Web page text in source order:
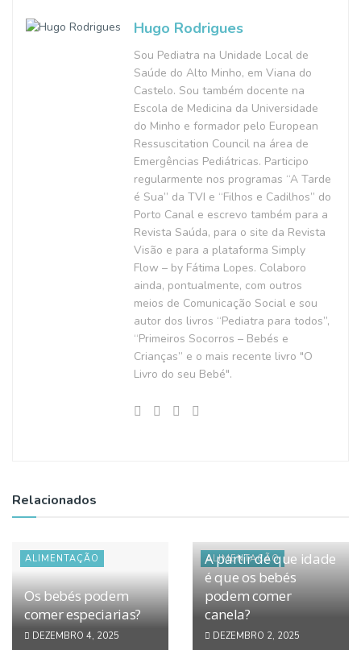
Hugo Rodrigues
Sou Pediatra na Unidade Local de
Saúde do Alto Minho, em Viana do
Castelo. Sou também docente na
Escola de Medicina da Universidade
do Minho e formador pelo European
Ressuscitation Council na área de
Emergências Pediátricas. Participo
regularmente nos programas “A Tarde
é Sua” da TVI e “Filhos e Cadilhos” do
Porto Canal e escrevo também para a
Revista Saúda, para o site da Revista
Visão e para a plataforma Simply
Flow – by Fátima Lopes. Colaboro
ainda, pontualmente, com outros
meios de Comunicação Social e sou
autor dos livros “Pediatra para todos”,
“Primeiros Socorros – Bebés e
Crianças” e o mais recente livro "O
Livro do seu Bebé".
Relacionados
ALIMENTAÇÃO
Os bebés podem
comer especiarias?
DEZEMBRO 4, 2025
ALIMENTAÇÃO
A partir de que idade
é que os bebés
podem comer
canela?
DEZEMBRO 2, 2025